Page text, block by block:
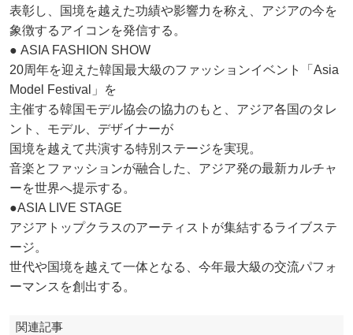
表彰し、国境を越えた功績や影響力を称え、アジアの今を
象徴するアイコンを発信する。
● ASIA FASHION SHOW
20周年を迎えた韓国最大級のファッションイベント「Asia
Model Festival」を
主催する韓国モデル協会の協力のもと、アジア各国のタレ
ント、モデル、デザイナーが
国境を越えて共演する特別ステージを実現。
音楽とファッションが融合した、アジア発の最新カルチャ
ーを世界へ提示する。
●ASIA LIVE STAGE
アジアトップクラスのアーティストが集結するライブステ
ージ。
世代や国境を越えて一体となる、今年最大級の交流パフォ
ーマンスを創出する。
関連記事